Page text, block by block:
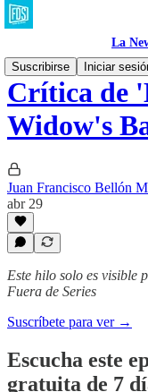
La
Suscribirse
Iniciar
Crítica de
Widow's
Juan Francisco Bellón
abr 29
Este hilo solo es visible
Fuera de Series
Suscríbete para ver →
Escucha este
gratuita de 7